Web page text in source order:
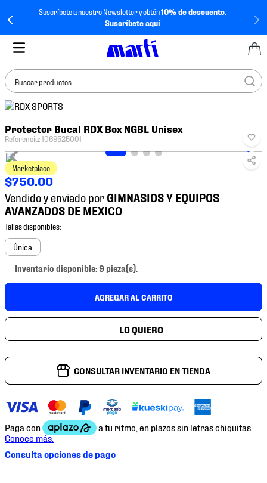
Suscríbete a nuestro Newsletter y obtén10% de descuento.
Suscríbete aquí
Buscar productos
Protector Bucal RDX Box NGBL Unisex
Referencia:1069525001
Marketplace
$750.00
Vendido y enviado por
Única
Inventario disponible: 9 pieza(s).
AGREGAR AL CARRITO
CONSULTAR INVENTARIO EN TIENDA
Consulta opciones de pago
BUSCADOS
2.
tenis hombre
3
tenis
4.
jersey
5.
tenis futbol
6.
mochila
7.
chivas
9.
tenis niño